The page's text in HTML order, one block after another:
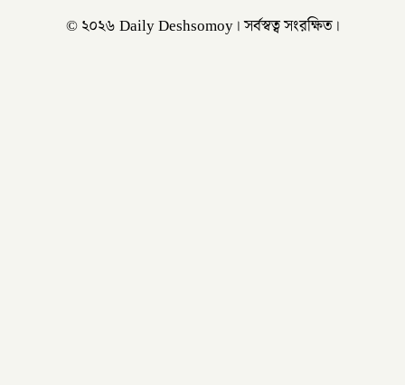
© ২০২৬ Daily Deshsomoy। সর্বস্বত্ব সংরক্ষিত।